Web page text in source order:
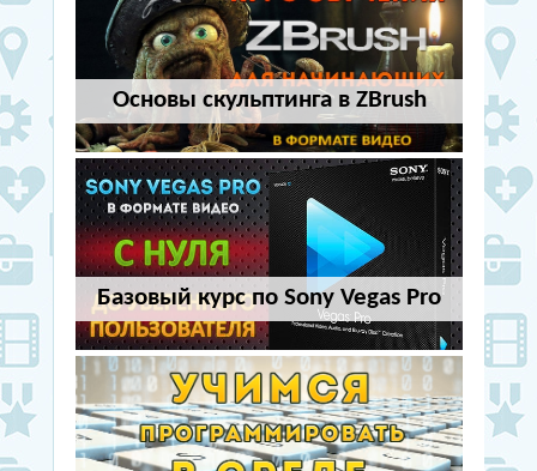
Основы скульптинга в ZBrush
Базовый курс по Sony Vegas Pro